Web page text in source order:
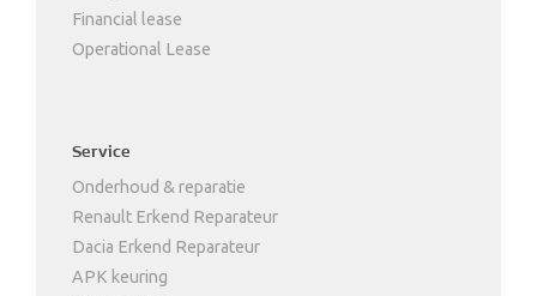
Financial lease
Operational Lease
Service
Onderhoud & reparatie
Renault Erkend Reparateur
Dacia Erkend Reparateur
APK keuring